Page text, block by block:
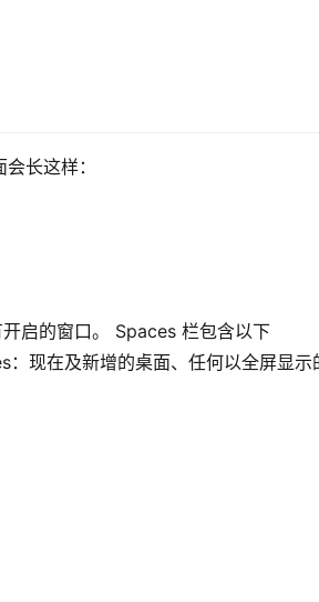
长这样：
启的窗口。 Spaces 栏包含以下
现在及新增的桌面、任何以全屏显示